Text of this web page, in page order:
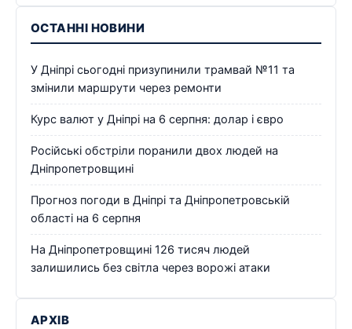
ОСТАННІ НОВИНИ
У Дніпрі сьогодні призупинили трамвай №11 та
змінили маршрути через ремонти
Курс валют у Дніпрі на 6 серпня: долар і євро
Російські обстріли поранили двох людей на
Дніпропетровщині
Прогноз погоди в Дніпрі та Дніпропетровській
області на 6 серпня
На Дніпропетровщині 126 тисяч людей
залишились без світла через ворожі атаки
АРХІВ